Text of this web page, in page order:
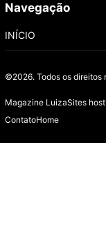
Navegação
INÍCIO
©2026. Todos os direitos
Magazine LuizaSites
ContatoHome